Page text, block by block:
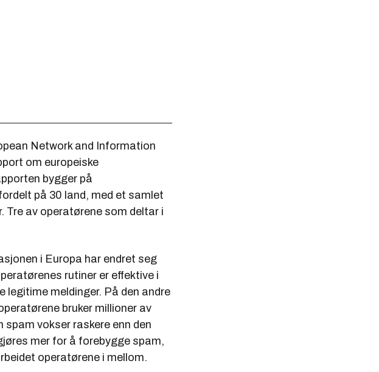
Network and Information
om europeiske
bygger på
på 30 land, med et samlet
Tre av operatørene som deltar i
i Europa har endret seg
rutiner er effektive i
meldinger. På den andre
bruker millioner av
spam vokser raskere enn den
mer for å forebygge spam,
operatørene i mellom.